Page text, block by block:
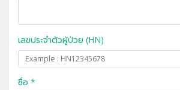
เลขประจำตัวผู้ป่วย (HN)
ชื่อ *